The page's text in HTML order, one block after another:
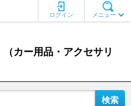
メニュー
ログイン
（カー用品・アクセサリ